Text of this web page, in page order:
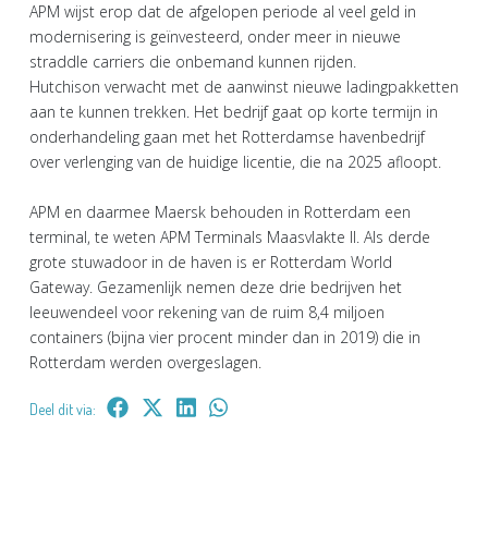
APM wijst erop dat de afgelopen periode al veel geld in
modernisering is geïnvesteerd, onder meer in nieuwe
straddle carriers die onbemand kunnen rijden.
Hutchison verwacht met de aanwinst nieuwe ladingpakketten
aan te kunnen trekken. Het bedrijf gaat op korte termijn in
onderhandeling gaan met het Rotterdamse havenbedrijf
over verlenging van de huidige licentie, die na 2025 afloopt.
APM en daarmee Maersk behouden in Rotterdam een
terminal, te weten APM Terminals Maasvlakte II. Als derde
grote stuwadoor in de haven is er Rotterdam World
Gateway. Gezamenlijk nemen deze drie bedrijven het
leeuwendeel voor rekening van de ruim 8,4 miljoen
containers (bijna vier procent minder dan in 2019) die in
Rotterdam werden overgeslagen.
Deel dit via: